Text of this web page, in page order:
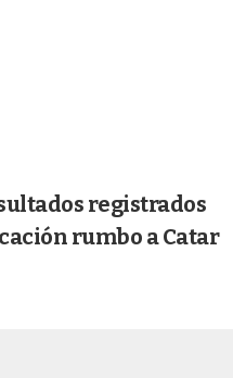
registrados
rumbo a Catar